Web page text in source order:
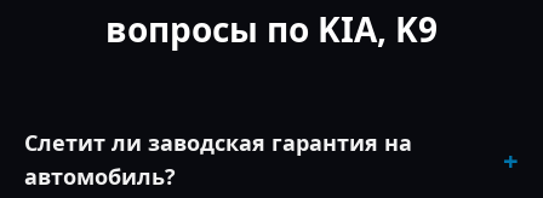
вопросы по KIA, K9
Слетит ли заводская гарантия на
автомобиль?
+